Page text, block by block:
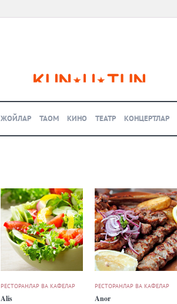
ЖОЙЛАР ТАОМ КИНО ТЕАТР КОНЦЕРТЛАР
РЕСТОРАНЛАР ВА КАФЕЛАР
Alis
РЕСТОРАНЛАР ВА КАФЕЛАР
Anor